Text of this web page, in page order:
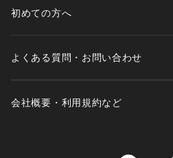
初めての方へ
よくある質問・お問い合わせ
会社概要・利用規約など